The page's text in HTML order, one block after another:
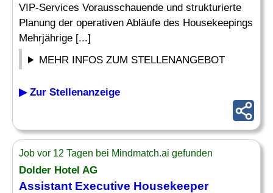
VIP-Services Vorausschauende und strukturierte
Planung der operativen Abläufe des Housekeepings
Mehrjährige [...]
MEHR INFOS ZUM STELLENANGEBOT
▶ Zur Stellenanzeige
Job vor 12 Tagen bei Mindmatch.ai gefunden
Dolder Hotel AG
Assistant Executive Housekeeper